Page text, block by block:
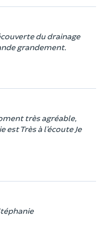
du drainage
grandement.
très agréable,
Très à l’écoute Je